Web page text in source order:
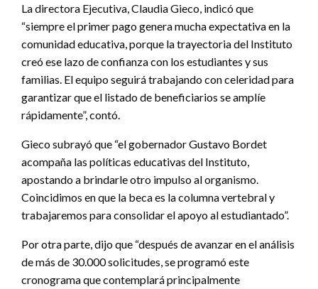
La directora Ejecutiva, Claudia Gieco, indicó que
“siempre el primer pago genera mucha expectativa en la
comunidad educativa, porque la trayectoria del Instituto
creó ese lazo de confianza con los estudiantes y sus
familias. El equipo seguirá trabajando con celeridad para
garantizar que el listado de beneficiarios se amplíe
rápidamente”, contó.
Gieco subrayó que “el gobernador Gustavo Bordet
acompaña las políticas educativas del Instituto,
apostando a brindarle otro impulso al organismo.
Coincidimos en que la beca es la columna vertebral y
trabajaremos para consolidar el apoyo al estudiantado”.
Por otra parte, dijo que “después de avanzar en el análisis
de más de 30.000 solicitudes, se programó este
cronograma que contemplará principalmente